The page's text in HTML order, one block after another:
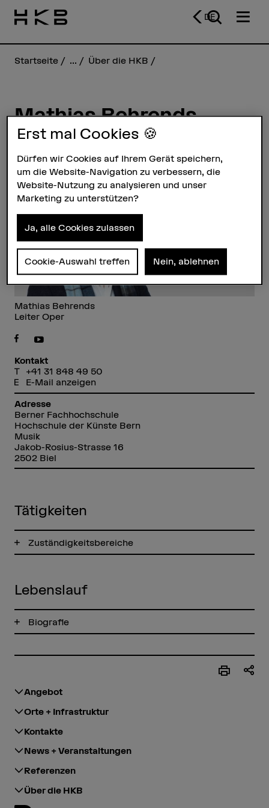
DE
Startseite ... Über die HKB
Mathias Behrends
Steckbrief
Mathias Behrends
Leiter Oper
Kontakt
+41 31 848 49 50
E-Mail anzeigen
Adresse
Berner Fachhochschule
Hochschule der Künste Bern
Musik
Jakob-Rosius-Strasse 16
2502 Biel
Tätigkeiten
Zuständigkeitsbereiche
Lebenslauf
Biografie
Angebot
Orte + Infrastruktur
Kontakte
News + Veranstaltungen
Referenzen
Über die HKB
Erst mal Cookies 🍪
Dürfen wir Cookies auf Ihrem Gerät speichern,
um die Website-Navigation zu verbessern, die
Website-Nutzung zu analysieren und unser
Marketing zu unterstützen?
Ja, alle Cookies zulassen
Cookie-Auswahl treffen Nein, ablehnen